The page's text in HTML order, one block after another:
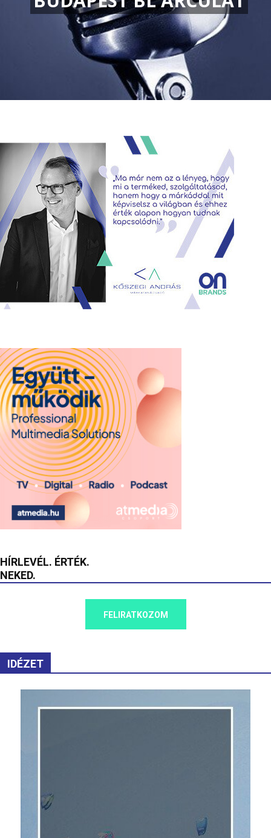
HÍRLEVÉL. ÉRTÉK.
NEKED.
FELIRATKOZOM
IDÉZET